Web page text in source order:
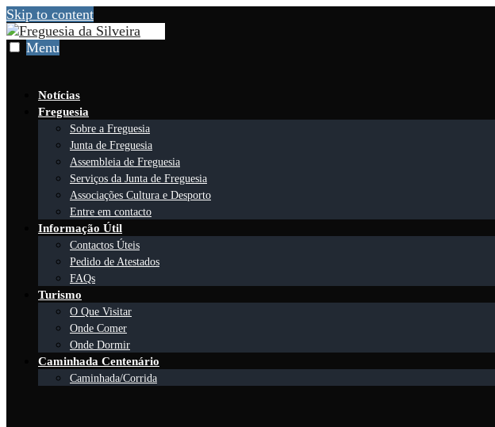
Skip to content
Menu
Notícias
Freguesia
Sobre a Freguesia
Junta de Freguesia
Assembleia de Freguesia
Serviços da Junta de Freguesia
Associações Cultura e Desporto
Entre em contacto
Informação Útil
Contactos Úteis
Pedido de Atestados
FAQs
Turismo
O Que Visitar
Onde Comer
Onde Dormir
Caminhada Centenário
Caminhada/Corrida